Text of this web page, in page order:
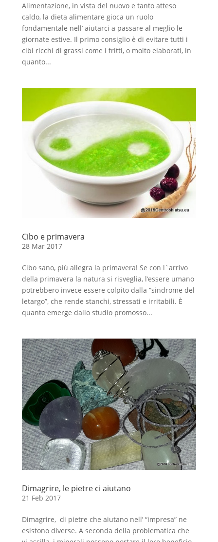
Alimentazione, in vista del nuovo e tanto atteso
caldo, la dieta alimentare gioca un ruolo
fondamentale nell’ aiutarci a passare al meglio le
giornate estive. Il primo consiglio è di evitare tutti i
cibi ricchi di grassi come i fritti, o molto elaborati, in
quanto...
Cibo e primavera
28 Mar 2017
Cibo sano, più allegra la primavera! Se con l`arrivo
della primavera la natura si risveglia, l’essere umano
potrebbero invece essere colpito dalla “sindrome del
letargo”, che rende stanchi, stressati e irritabili. È
quanto emerge dallo studio promosso...
Dimagrire, le pietre ci aiutano
21 Feb 2017
Dimagrire, di pietre che aiutano nell’ “impresa” ne
esistono diverse. A seconda della problematica che